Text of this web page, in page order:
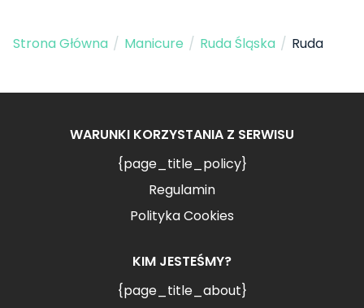
Strona Główna / Manicure / Ruda Śląska / Ruda
WARUNKI KORZYSTANIA Z SERWISU
{page_title_policy}
Regulamin
Polityka Cookies
KIM JESTEŚMY?
{page_title_about}